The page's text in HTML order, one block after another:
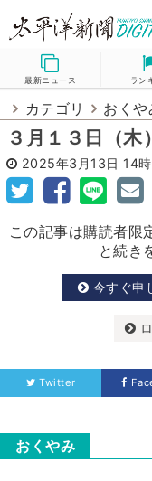
最新ニュース ラン
カテゴリ おくや
３月１３日（
2025年3月13日 14
この記事は購読者限
と続き
今すぐ申
Twitter
おくやみ